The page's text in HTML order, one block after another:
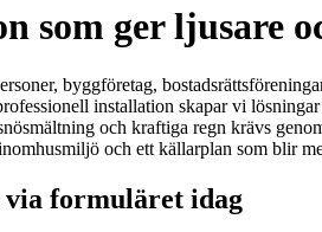
som ger ljusare
byggföretag,
installation skapar vi
och kraftiga regn krävs
och ett källarplan som blir
formuläret idag